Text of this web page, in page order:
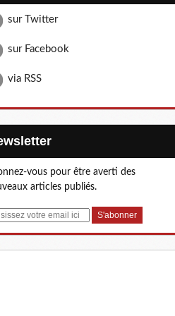
sur Twitter
sur Facebook
via RSS
vous pour être averti des
articles publiés.